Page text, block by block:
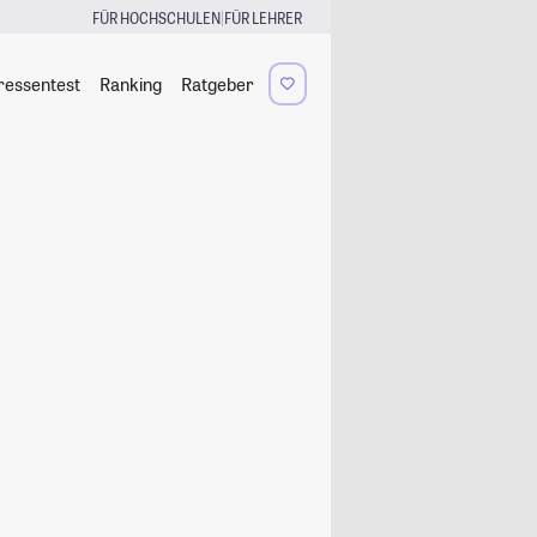
FÜR HOCHSCHULEN|FÜR LEHRER
Ranking Ratgeber